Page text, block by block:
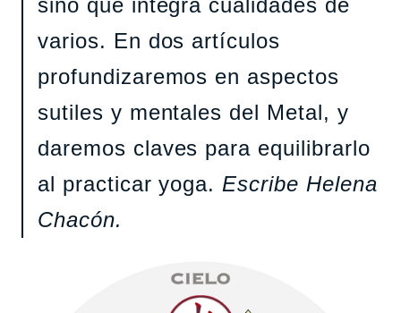
sino que integra cualidades de
varios. En dos artículos
profundizaremos en aspectos
sutiles y mentales del Metal, y
daremos claves para equilibrarlo
al practicar yoga. Escribe Helena
Chacón.